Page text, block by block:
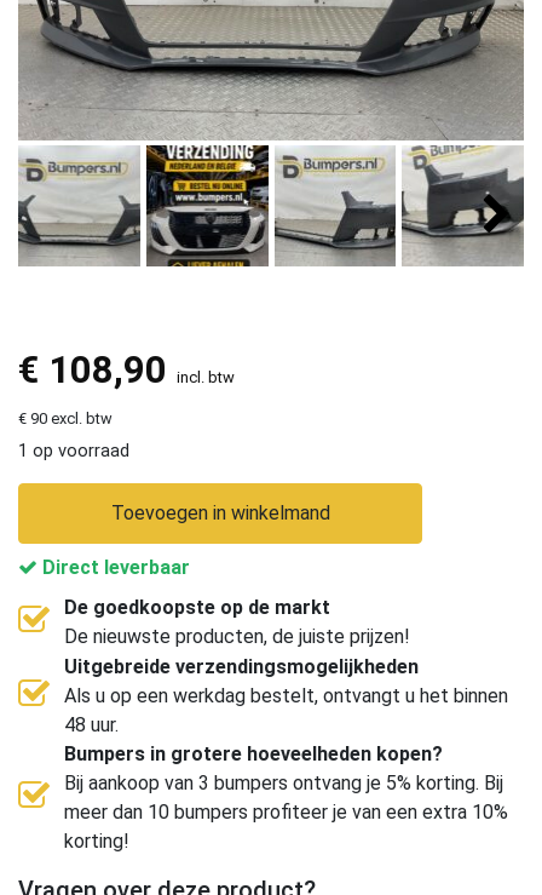
€ 108,90 incl. btw
€ 90 excl. btw
1 op voorraad
Toevoegen in winkelmand
Direct leverbaar
De goedkoopste op de markt
De nieuwste producten, de juiste prijzen!
Uitgebreide verzendingsmogelijkheden
Als u op een werkdag bestelt, ontvangt u het binnen
48 uur.
Bumpers in grotere hoeveelheden kopen?
Bij aankoop van 3 bumpers ontvang je 5% korting. Bij
meer dan 10 bumpers profiteer je van een extra 10%
korting!